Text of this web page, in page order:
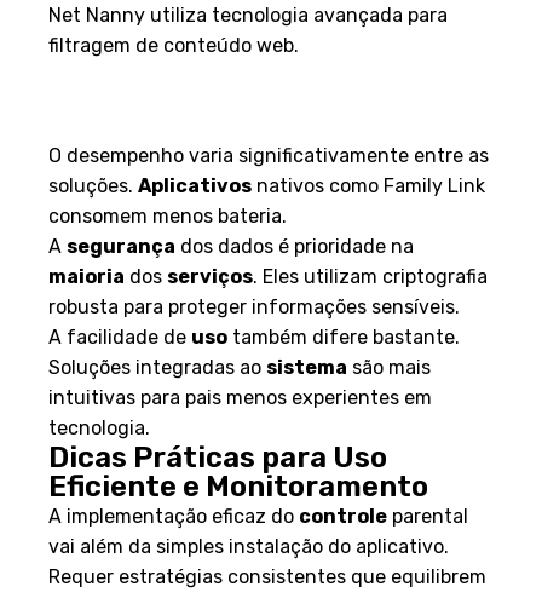
Net Nanny utiliza tecnologia avançada para
filtragem de conteúdo web.
O desempenho varia significativamente entre as
soluções. Aplicativos nativos como Family Link
consomem menos bateria.
A segurança dos dados é prioridade na
maioria dos serviços. Eles utilizam criptografia
robusta para proteger informações sensíveis.
A facilidade de uso também difere bastante.
Soluções integradas ao sistema são mais
intuitivas para pais menos experientes em
tecnologia.
Dicas Práticas para Uso
Eficiente e Monitoramento
A implementação eficaz do controle parental
vai além da simples instalação do aplicativo.
Requer estratégias consistentes que equilibrem